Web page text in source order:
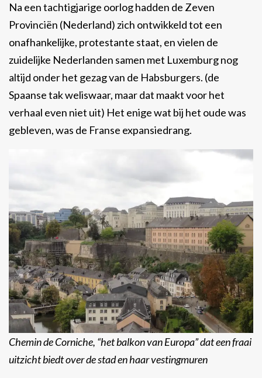
Na een tachtigjarige oorlog hadden de Zeven
Provinciën (Nederland) zich ontwikkeld tot een
onafhankelijke, protestante staat, en vielen de
zuidelijke Nederlanden samen met Luxemburg nog
altijd onder het gezag van de Habsburgers. (de
Spaanse tak weliswaar, maar dat maakt voor het
verhaal even niet uit) Het enige wat bij het oude was
gebleven, was de Franse expansiedrang.
Chemin de Corniche, “het balkon van Europa” dat een fraai
uitzicht biedt over de stad en haar vestingmuren